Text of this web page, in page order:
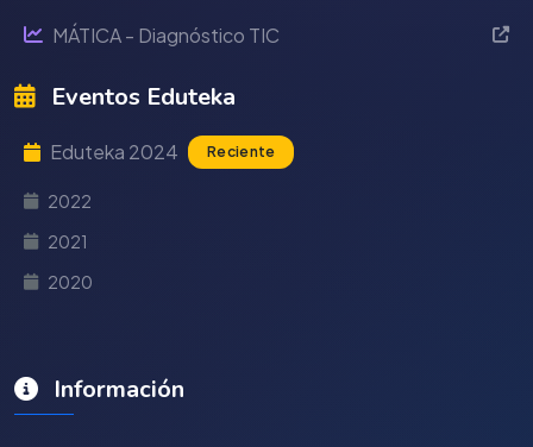
MÁTICA - Diagnóstico TIC
Eventos Eduteka
Eduteka 2024 Reciente
2022
2021
2020
Información